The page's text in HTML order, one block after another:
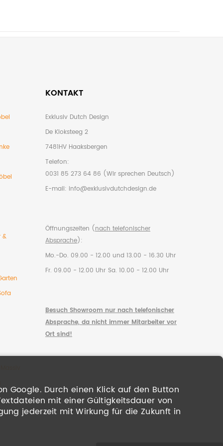
&
KONTAKT
Exklusiv Dutch Design
De Kloksteeg 2
7481HV Haaksbergen
Telefon:
0031 85 273 64 86 (Wir sprechen Deutsch)
E-mail: info@exklusivdutchdesign.de
Öffnungszeiten (nach telefonischer
Absprache):
Mo.-Do. 09.00 - 12.00 und 13.00 - 16.30 Uhr
Fr. 09.00 - 12.00 Uhr Sa. 10.00 - 12.00 Uhr
Besuch Showroom nur nach telefonischer
Absprache, da nicht immer Mitarbeiter vor
Ort sind!
Google. Durch einen Klick auf den Button
mit einer Gültigkeitsdauer von
jederzeit mit Wirkung für die Zukunft in